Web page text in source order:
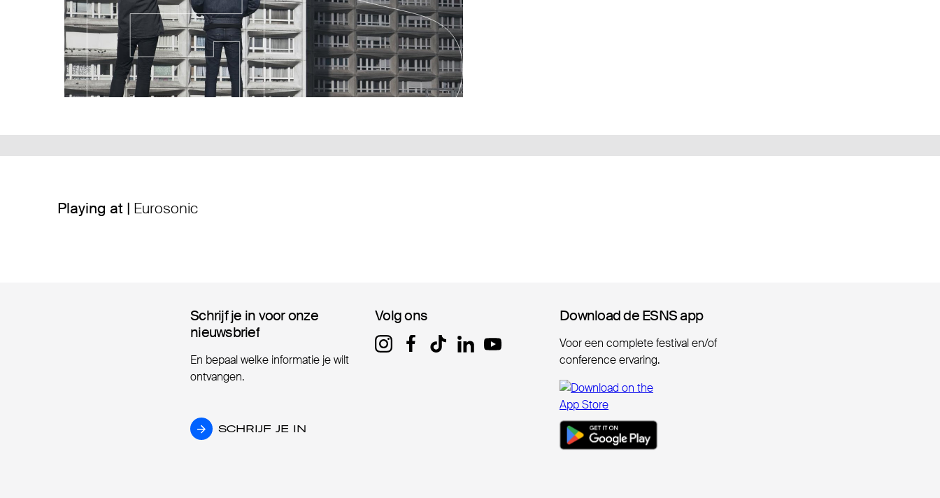
Playing at | Eurosonic
Schrijf je in voor onze
Schrijf je in voor onze
nieuwsbrief
nieuwsbrief
En bepaal welke informatie je wilt
ontvangen.
SCHRIJF JE IN
SCHRIJF JE IN
Volg ons
Volg ons Download de ESNS app
Download de ESNS app
Voor een complete festival en/of
conference ervaring.